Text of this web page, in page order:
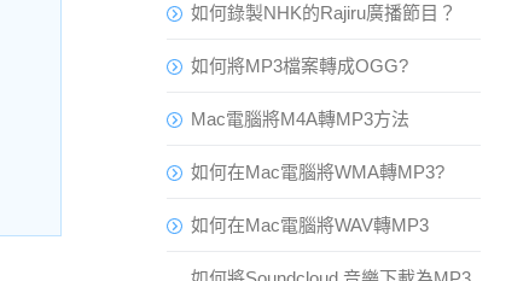
如何錄製NHK的Rajiru廣播節目？
如何將MP3檔案轉成OGG?
Mac電腦將M4A轉MP3方法
如何在Mac電腦將WMA轉MP3?
如何在Mac電腦將WAV轉MP3